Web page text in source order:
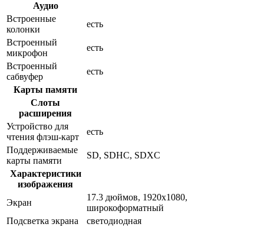
Аудио
Встроенные
колонки
есть
Встроенный
микрофон
есть
Встроенный
сабвуфер
есть
Карты памяти
Слоты
расширения
Устройство для
чтения флэш-карт
есть
Поддерживаемые
карты памяти
SD, SDHC, SDXC
Характеристики
изображения
Экран
17.3 дюймов, 1920x1080,
широкоформатный
Подсветка экрана
светодиодная